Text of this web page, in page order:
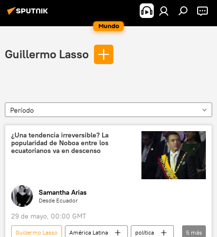
Mundo
Guillermo Lasso
Período
¿Una tendencia irreversible? La
popularidad de Noboa entre los
ecuatorianos va en descenso
Samantha Arias
Desde Ecuador
29 de mayo, 00:00 GMT
Guillermo Lasso América Latina
política
5 más